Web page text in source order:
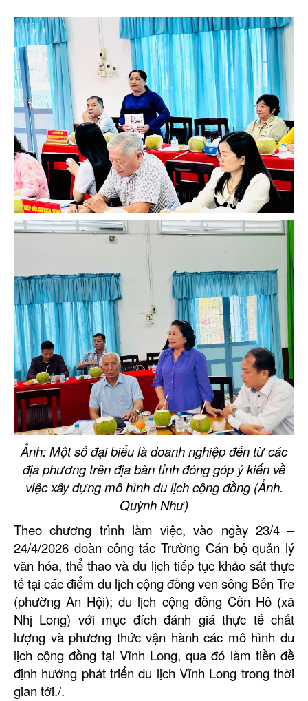
Ảnh: Một số đại biểu là doanh nghiệp đến từ các
địa phương trên địa bàn tỉnh đóng góp ý kiến về
việc xây dựng mô hình du lịch cộng đồng (Ảnh.
Quỳnh Như)
Theo chương trình làm việc, vào ngày 23/4 –
24/4/2026 đoàn công tác Trường Cán bộ quản lý
văn hóa, thể thao và du lịch tiếp tục khảo sát thực
tế tại các điểm du lịch cộng đồng ven sông Bến Tre
(phường An Hội); du lịch cộng đồng Cồn Hô (xã
Nhị Long) với mục đích đánh giá thực tế chất
lượng và phương thức vận hành các mô hình du
lịch cộng đồng tại Vĩnh Long, qua đó làm tiền đề
định hướng phát triển du lịch Vĩnh Long trong thời
gian tới./.